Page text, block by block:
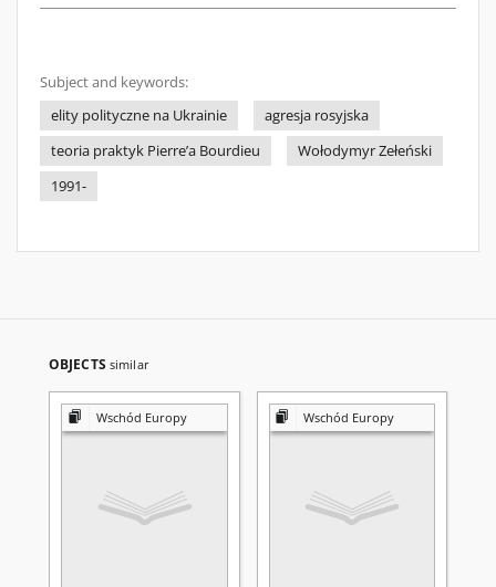
Subject and keywords:
elity polityczne na Ukrainie
agresja rosyjska
teoria praktyk Pierre’a Bourdieu
Wołodymyr Zełeński
1991-
OBJECTS similar
Wschód Europy Wschód Europy